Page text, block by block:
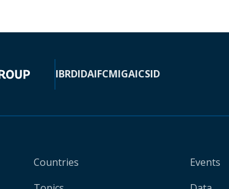
IBRDIDAIFCMIGAICSID
Countries
Events